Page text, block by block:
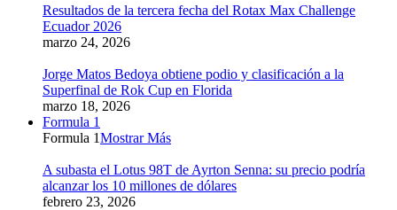
Resultados de la tercera fecha del Rotax Max Challenge
Ecuador 2026
marzo 24, 2026
Jorge Matos Bedoya obtiene podio y clasificación a la
Superfinal de Rok Cup en Florida
marzo 18, 2026
Formula 1
Formula 1Mostrar Más
A subasta el Lotus 98T de Ayrton Senna: su precio podría
alcanzar los 10 millones de dólares
febrero 23, 2026